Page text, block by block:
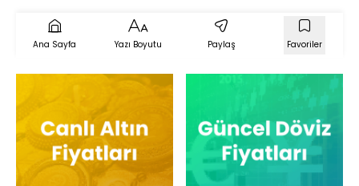
Ana Sayfa Yazı Boyutu Paylaş Favoriler